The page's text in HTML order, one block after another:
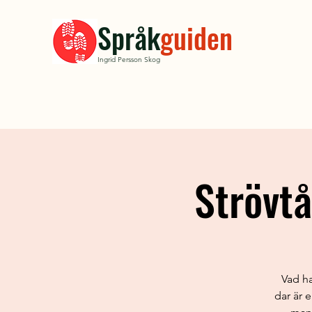
Språkguiden
Ingrid Persson Skog
Vad
dar är